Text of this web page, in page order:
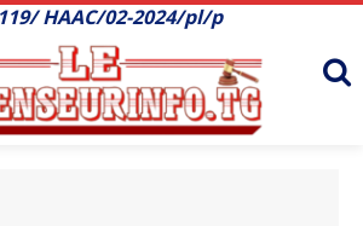
HAAC/02-2024/pl/p